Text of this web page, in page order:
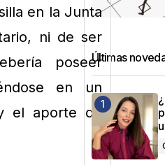
en la Junta
ni de ser
poseer
en un
el aporte de
Últimas